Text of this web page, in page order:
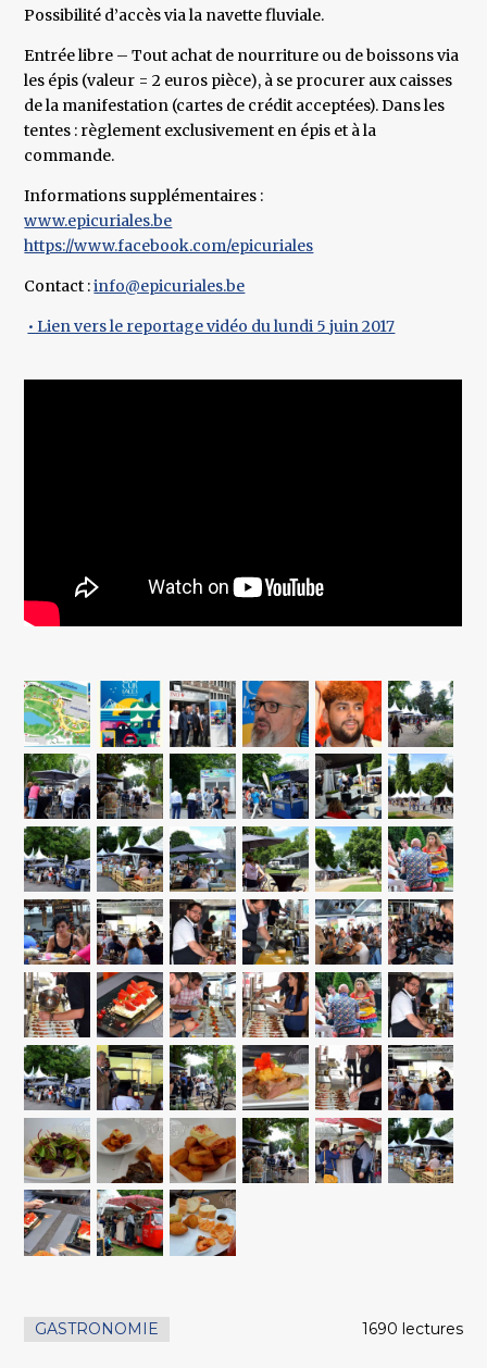
Possibilité d’accès via la navette fluviale.
Entrée libre – Tout achat de nourriture ou de boissons via
les épis (valeur = 2 euros pièce), à se procurer aux caisses
de la manifestation (cartes de crédit acceptées). Dans les
tentes : règlement exclusivement en épis et à la
commande.
Informations supplémentaires :
www.epicuriales.be
https://www.facebook.com/epicuriales
Contact :info@epicuriales.be
• Lien vers le reportage vidéo du lundi 5 juin 2017
GASTRONOMIE 1690 lectures